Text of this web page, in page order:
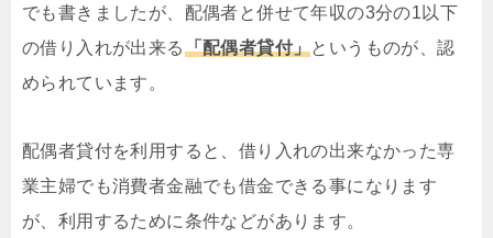
でも書きましたが、配偶者と併せて年収の3分の1以下
の借り入れが出来る「配偶者貸付」というものが、認
められています。
配偶者貸付を利用すると、借り入れの出来なかった専
業主婦でも消費者金融でも借金できる事になります
が、利用するために条件などがあります。